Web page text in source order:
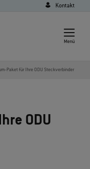
Kontakt
Menü
Paket für Ihre ODU Steckverbinder
ODU